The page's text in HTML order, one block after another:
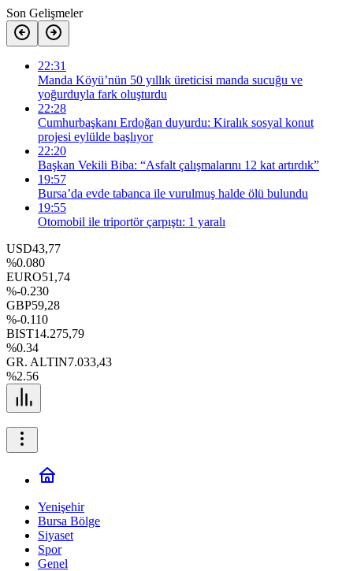
Son Gelişmeler
22:31
Manda Köyü’nün 50 yıllık üreticisi manda sucuğu ve
yoğurduyla fark oluşturdu
22:28
Cumhurbaşkanı Erdoğan duyurdu: Kiralık sosyal konut
projesi eylülde başlıyor
22:20
Başkan Vekili Biba: “Asfalt çalışmalarını 12 kat artırdık”
19:57
Bursa’da evde tabanca ile vurulmuş halde ölü bulundu
19:55
Otomobil ile triportör çarpıştı: 1 yaralı
USD43,77
%0.080
EURO51,74
%-0.230
GBP59,28
%-0.110
BIST14.275,79
%0.34
GR. ALTIN7.033,43
%2.56
Yenişehir
Bursa Bölge
Siyaset
Spor
Genel